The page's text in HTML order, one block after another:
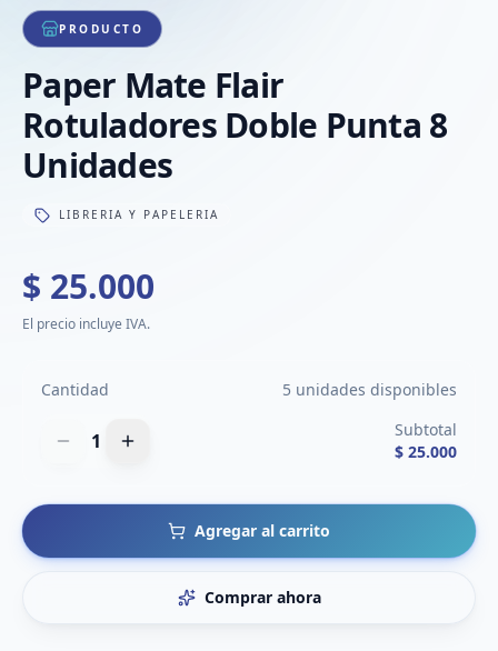
PRODUCTO
Paper Mate Flair
Rotuladores Doble Punta 8
Unidades
LIBRERIA Y PAPELERIA
$ 25.000
El precio incluye IVA.
Cantidad 5 unidades disponibles
1
Subtotal
$ 25.000
Agregar al carrito
Comprar ahora